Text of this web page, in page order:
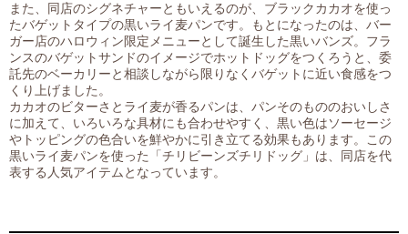
また、同店のシグネチャーともいえるのが、ブラックカカオを使っ
たバゲットタイプの黒いライ麦パンです。もとになったのは、バー
ガー店のハロウィン限定メニューとして誕生した黒いバンズ。フラ
ンスのバゲットサンドのイメージでホットドッグをつくろうと、委
託先のベーカリーと相談しながら限りなくバゲットに近い食感をつ
くり上げました。
カカオのビターさとライ麦が香るパンは、パンそのもののおいしさ
に加えて、いろいろな具材にも合わせやすく、黒い色はソーセージ
やトッピングの色合いを鮮やかに引き立てる効果もあります。この
黒いライ麦パンを使った「チリビーンズチリドッグ」は、同店を代
表する人気アイテムとなっています。